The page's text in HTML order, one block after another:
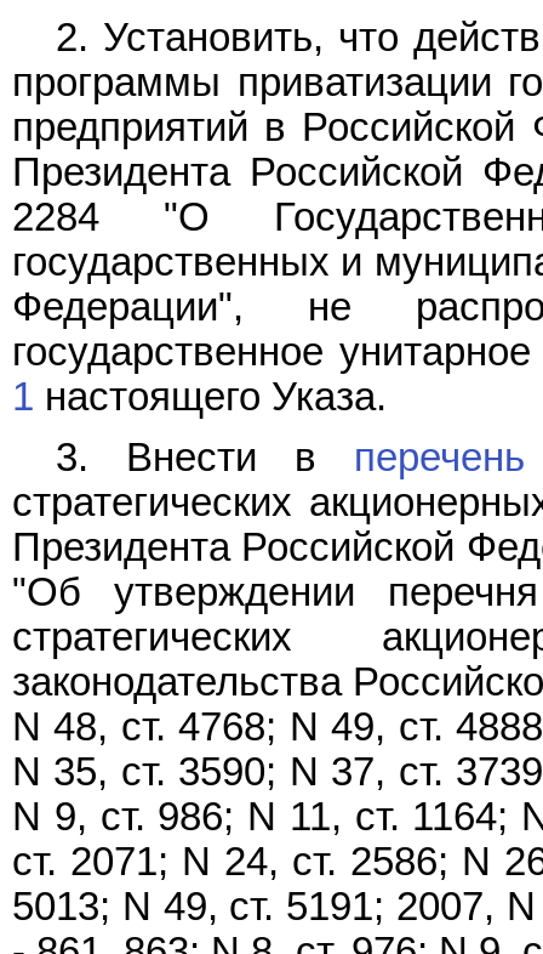
2. Установить, что
программы приватизации
предприятий в
Президента Российской
2284 "О
государственных и
Федерации", не
государственное
1 настоящего Указа.
3. Внести в перечень
стратегических
Президента Российской
"Об утверждении
стратегических
законодательства
N 48, ст. 4768; N 49, ст.
N 35, ст. 3590; N 37, ст.
N 9, ст. 986; N 11, ст. 1164;
ст. 2071; N 24, ст. 2586; N
5013; N 49, ст. 5191; 2007,